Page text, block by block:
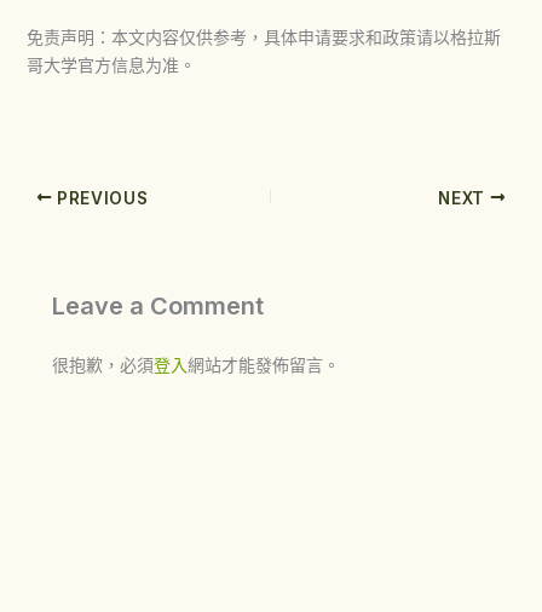
免责声明：本文内容仅供参考，具体申请要求和政策请以格拉斯
哥大学官方信息为准。
PREVIOUS NEXT
Leave a Comment
很抱歉，必須登入網站才能發佈留言。